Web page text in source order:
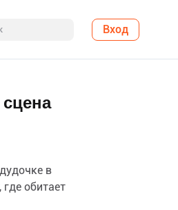
Вход
в
обитает